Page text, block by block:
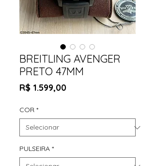
BREITLING AVENGER
PRETO 47MM
R$ 1.599,00Preço
COR *
PULSEIRA *